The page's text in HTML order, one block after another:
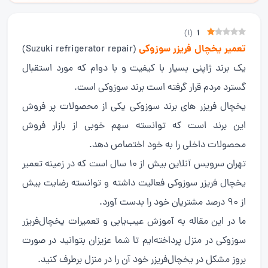
1
(
1
)
تعمیر یخچال فریزر سوزوکی
(Suzuki refrigerator repair)
یک برند ژاپنی بسیار با کیفیت و با دوام که مورد استقبال
گسترد مردم قرار گرفته است برند سوزوکی است.
یخچال فریزر های برند سوزوکی یکی از محصولات پر فروش
این برند است که توانسته سهم خوبی از بازار فروش
محصولات داخلی را به خود اختصاص دهد.
تهران سرویس آنلاین بیش از 10 سال است که در زمینه تعمیر
یخچال فریزر سوزوکی فعالیت داشته و توانسته رضایت بیش
از 90 درصد مشتریان خود را بدست آورد.
ما در این مقاله به آموزش عیب‌یابی و تعمیرات یخچال‌فریزر
سوزوکی در منزل پرداخته‌ایم تا شما عزیزان بتوانید در صورت
بروز مشکل در یخچال‌فریزر خود آن را در منزل برطرف کنید.